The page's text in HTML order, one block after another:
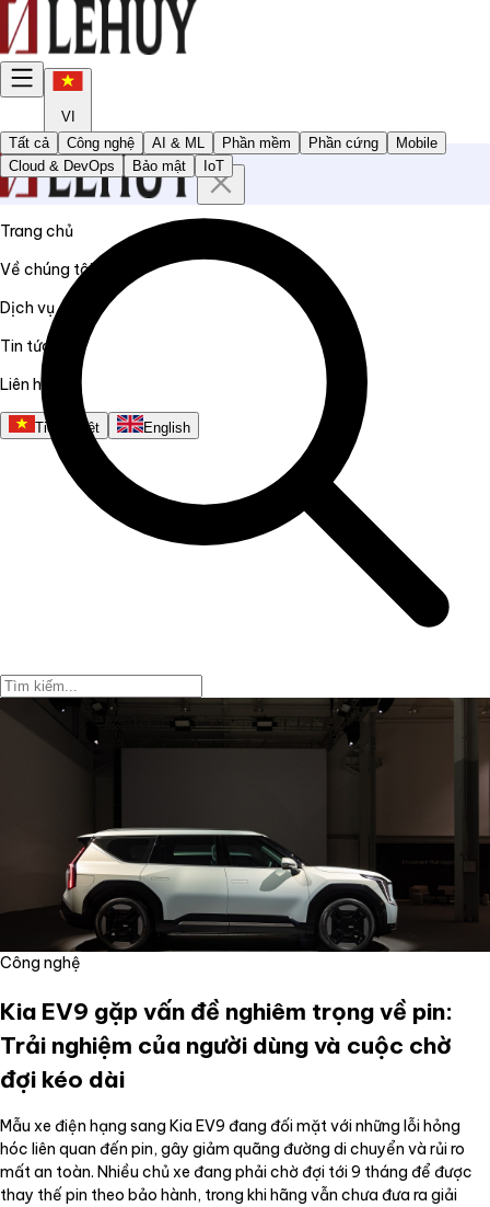
VI
Trang chủ
Về chúng tôi
Dịch vụ
Tin tức
Liên hệ
Tiếng Việt English
Tất cả Công nghệ AI & ML Phần mềm Phần cứng
Mobile
Cloud & DevOps
Bảo mật IoT
Công nghệ
Kia EV9 gặp vấn đề nghiêm trọng về pin:
Trải nghiệm của người dùng và cuộc chờ
đợi kéo dài
Mẫu xe điện hạng sang Kia EV9 đang đối mặt với những lỗi hỏng
hóc liên quan đến pin, gây giảm quãng đường di chuyển và rủi ro
mất an toàn. Nhiều chủ xe đang phải chờ đợi tới 9 tháng để được
thay thế pin theo bảo hành, trong khi hãng vẫn chưa đưa ra giải